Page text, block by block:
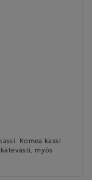
Komea kassi
myös